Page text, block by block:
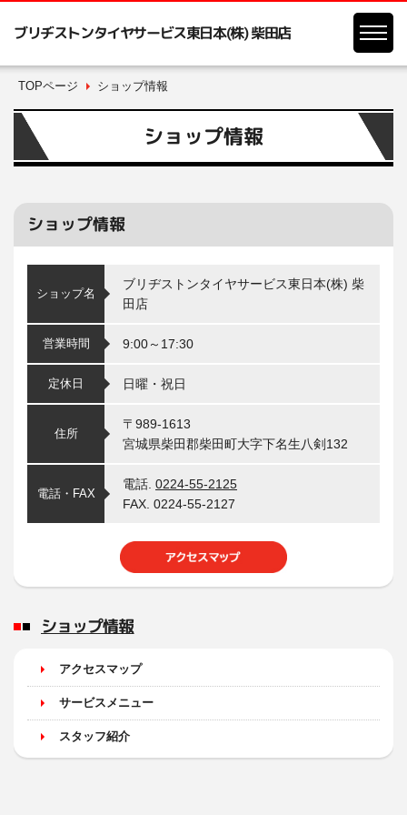
ブリヂストンタイヤサービス東日本(株) 柴田店
TOPページ ショップ情報
ショップ情報
ショップ情報
ショップ名
ブリヂストンタイヤサービス東日本(株) 柴
田店
営業時間 9:00～17:30
定休日 日曜・祝日
住所
〒989-1613
宮城県柴田郡柴田町大字下名生八剣132
電話・FAX
電話. 0224-55-2125
FAX. 0224-55-2127
ショップ情報
アクセスマップ
サービスメニュー
スタッフ紹介